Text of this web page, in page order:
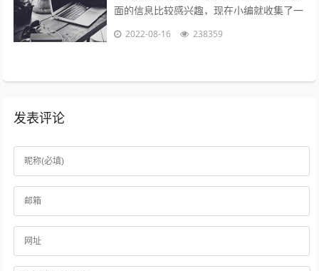
面的信息比较感兴趣，现在小编就收集了一
些与火拍短视频为什么不能播了相关的信息
2022-08-16 238359
发表评论